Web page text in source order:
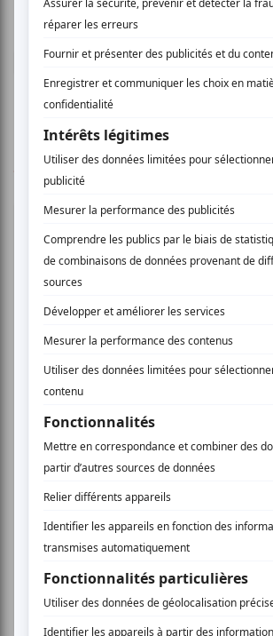
donner un avis.
Connectez-vous ici.
TOUTES LES OFFRES
Festival Colline
Lac-Mégantic
Plusieurs offres promo